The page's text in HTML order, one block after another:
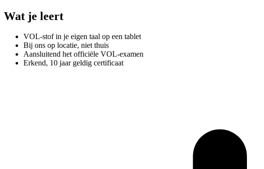
Wat je leert
VOL-stof in je eigen taal op een tablet
Bij ons op locatie, niet thuis
Aansluitend het officiële VOL-examen
Erkend, 10 jaar geldig certificaat